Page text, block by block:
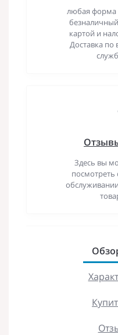
любая форма
картой и
Доставка по
Здесь вы
посмотреть